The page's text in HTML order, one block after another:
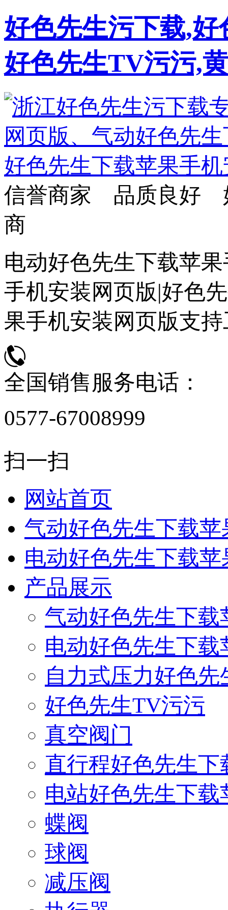
好色先生污下载,
好色先生TV污污,
信誉商家 品质良好
商
电动好色先生下载苹
手机安装网页版|好色
果手机安装网页版支
全国销售服务电话：
0577-67008999
扫一扫
网站首页
气动好色先生下载
电动好色先生下载
产品展示
气动好色先生下
电动好色先生下
自力式压力好色
好色先生TV污污
真空阀门
直行程好色先生
电站好色先生下
蝶阀
球阀
减压阀